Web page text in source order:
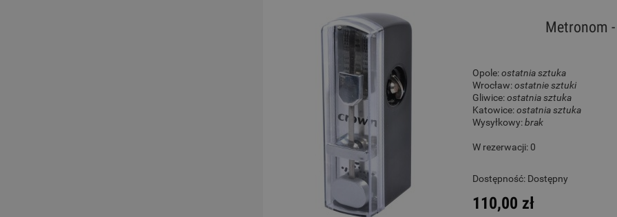
Metronom
Opole:ostatnia sztuka
Wrocław:ostatnie sztuki
Gliwice:ostatnia sztuka
Katowice:ostatnia sztuka
Wysyłkowy:brak
W rezerwacji: 0
Dostępność: Dostępny
110,00 zł